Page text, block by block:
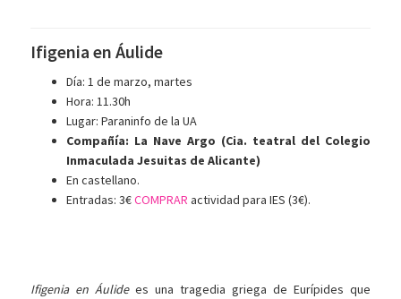
Ifigenia en Áulide
Día: 1 de marzo, martes
Hora: 11.30h
Lugar: Paraninfo de la UA
Compañía: La Nave Argo (Cia. teatral del Colegio
Inmaculada Jesuitas de Alicante)
En castellano.
Entradas: 3€COMPRAR actividad para IES (3€).
Ifigenia en Áulidees una tragedia griega de Eurípides que